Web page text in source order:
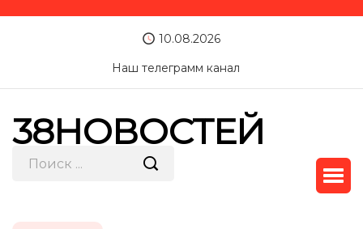
10.08.2026
Наш телеграмм канал
38НОВОСТЕЙ